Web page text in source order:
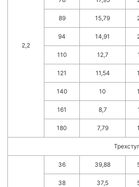
2,2
89 15,79
94 14,91
110 12,7
121 11,54
140 10
161 8,7
180 7,79
36 39,88
38 37,5